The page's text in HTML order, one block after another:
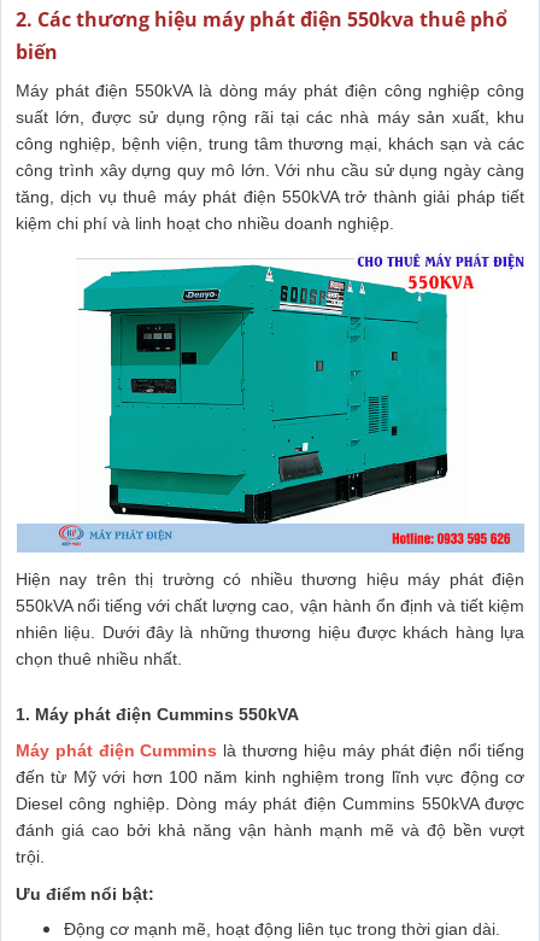
2. Các thương hiệu máy phát điện 550kva thuê phổ
biến
Máy phát điện 550kVA là dòng máy phát điện công nghiệp công
suất lớn, được sử dụng rộng rãi tại các nhà máy sản xuất, khu
công nghiệp, bệnh viện, trung tâm thương mại, khách sạn và các
công trình xây dựng quy mô lớn. Với nhu cầu sử dụng ngày càng
tăng, dịch vụ thuê máy phát điện 550kVA trở thành giải pháp tiết
kiệm chi phí và linh hoạt cho nhiều doanh nghiệp.
Hiện nay trên thị trường có nhiều thương hiệu máy phát điện
550kVA nổi tiếng với chất lượng cao, vận hành ổn định và tiết kiệm
nhiên liệu. Dưới đây là những thương hiệu được khách hàng lựa
chọn thuê nhiều nhất.
1. Máy phát điện Cummins 550kVA
Máy phát điện Cummins là thương hiệu máy phát điện nổi tiếng
đến từ Mỹ với hơn 100 năm kinh nghiệm trong lĩnh vực động cơ
Diesel công nghiệp. Dòng máy phát điện Cummins 550kVA được
đánh giá cao bởi khả năng vận hành mạnh mẽ và độ bền vượt
trội.
Ưu điểm nổi bật:
Động cơ mạnh mẽ, hoạt động liên tục trong thời gian dài.